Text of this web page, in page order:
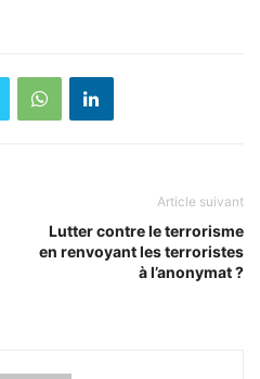
Article suivant
Lutter contre le terrorisme
en renvoyant les terroristes
à l’anonymat ?